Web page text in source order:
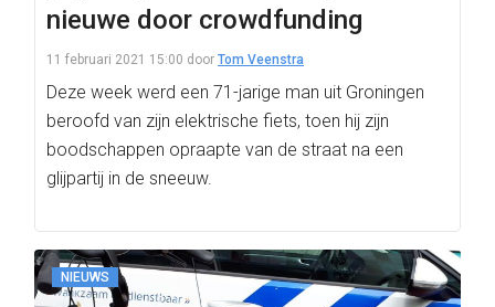
nieuwe door crowdfunding
11 februari 2021 15:00 door Tom Veenstra
Deze week werd een 71-jarige man uit Groningen
beroofd van zijn elektrische fiets, toen hij zijn
boodschappen opraapte van de straat na een
glijpartij in de sneeuw.
NIEUWS